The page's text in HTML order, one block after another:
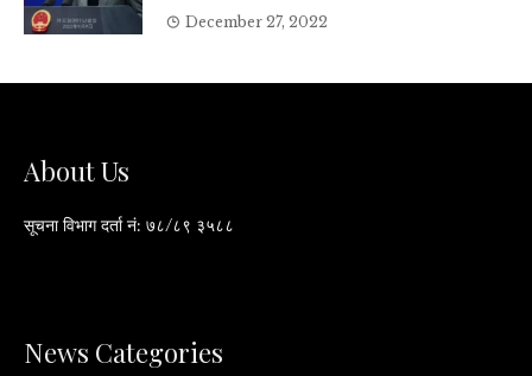
December 27, 2022
About Us
सूचना विभाग दर्ता नं: ७८/८९ ३५८८
News Categories